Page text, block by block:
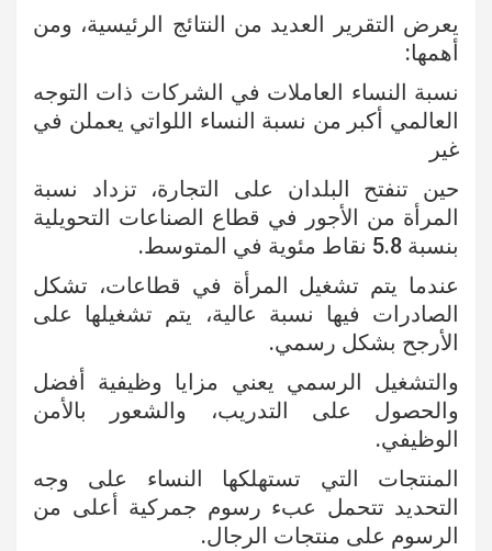
يعرض التقرير العديد من النتائج الرئيسية، ومن
أهمها:
نسبة النساء العاملات في الشركات ذات التوجه
العالمي أكبر من نسبة النساء اللواتي يعملن في
غير
حين تنفتح البلدان على التجارة، تزداد نسبة
المرأة من الأجور في قطاع الصناعات التحويلية
بنسبة 5.8 نقاط مئوية في المتوسط.
عندما يتم تشغيل المرأة في قطاعات، تشكل
الصادرات فيها نسبة عالية، يتم تشغيلها على
الأرجح بشكل رسمي.
والتشغيل الرسمي يعني مزايا وظيفية أفضل
والحصول على التدريب، والشعور بالأمن
الوظيفي.
المنتجات التي تستهلكها النساء على وجه
التحديد تتحمل عبء رسوم جمركية أعلى من
الرسوم على منتجات الرجال.